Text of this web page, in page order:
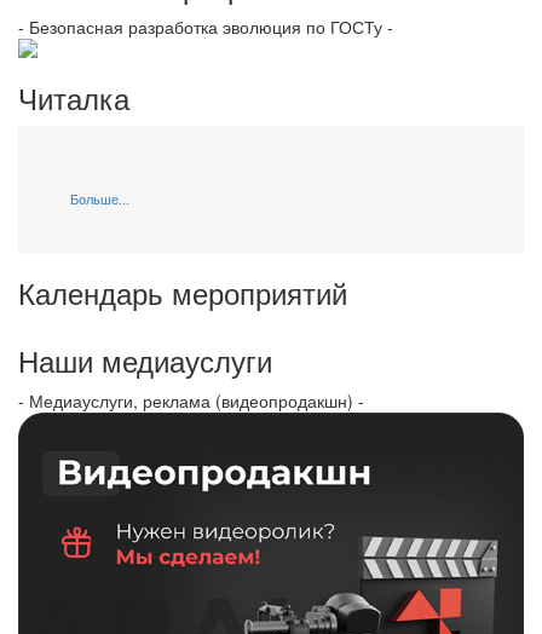
- Безопасная разработка эволюция по ГОСТу -
Читалка
Больше...
Календарь мероприятий
Наши медиауслуги
- Медиауслуги, реклама (видеопродакшн) -